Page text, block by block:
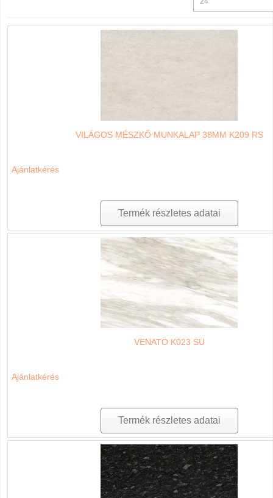
VILÁGOS MÉSZKŐ MUNKALAP 38MM K209 RS
Ajánlatkérés
Termék részletes adatai
VENATO K023 SU
Ajánlatkérés
Termék részletes adatai